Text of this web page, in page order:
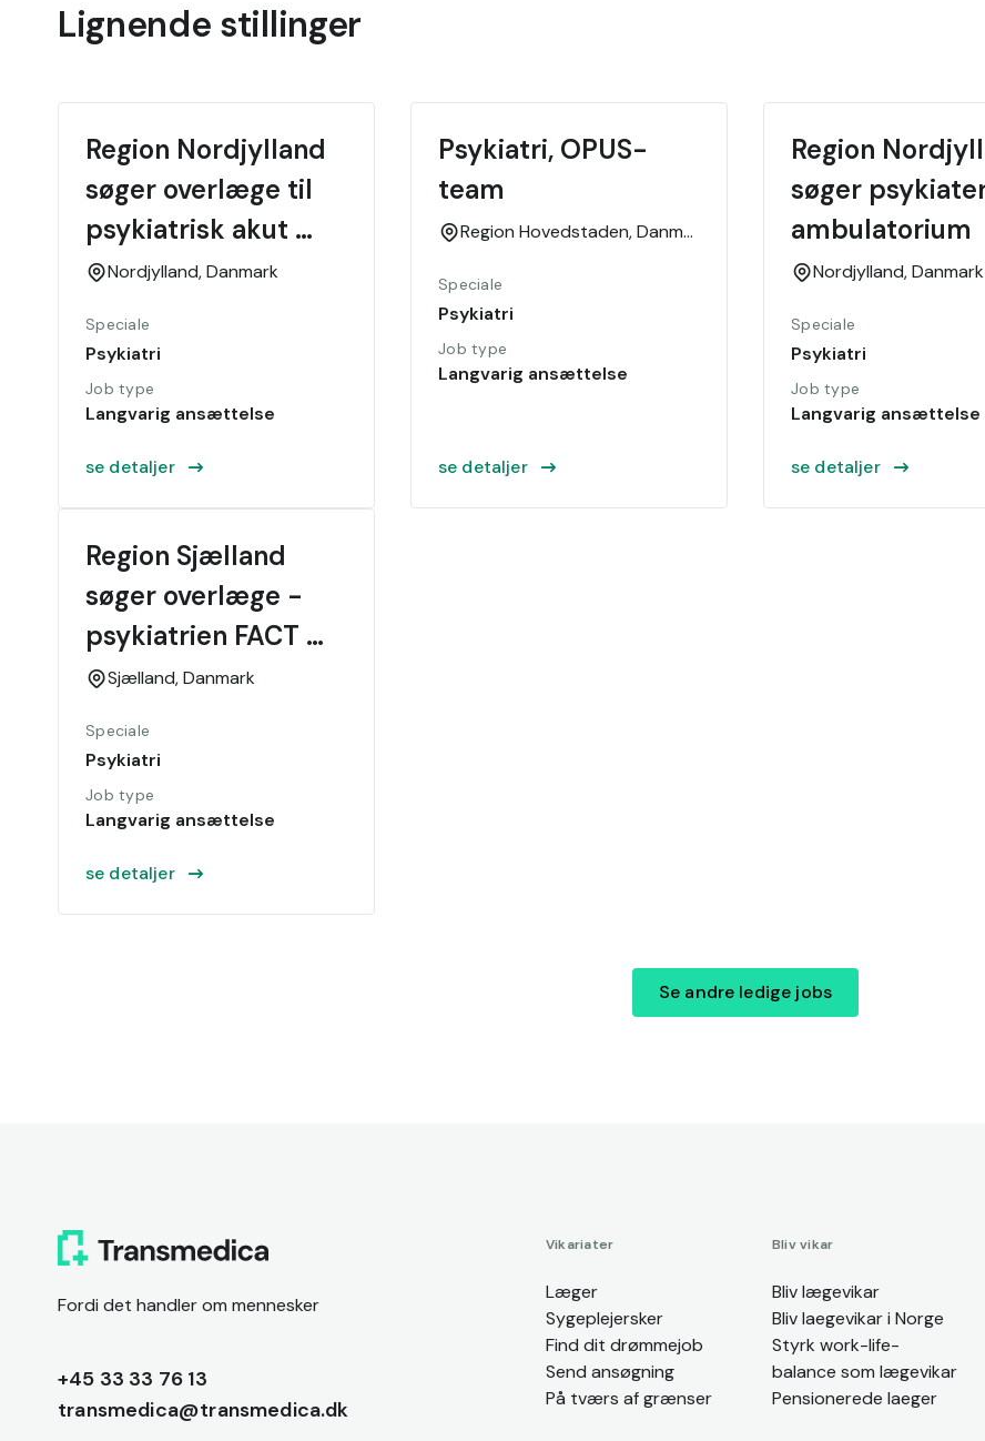
Lignende stillinger
Region Nordjylland
søger overlæge til
psykiatrisk akut
område
Nordjylland,Danmark
Speciale
Psykiatri
Job type
Langvarig ansættelse
se detaljer
Psykiatri, OPUS-
team
Region Hovedstaden,Danmark
Speciale
Psykiatri
Job type
Langvarig ansættelse
se detaljer
Region
søger
Nordjylland,Danmark
Speciale
Psykiatri
Job type
Langvarig ansættelse
se detaljer
Region Sjælland
søger overlæge -
psykiatrien FACT
team A
Sjælland,Danmark
Speciale
Psykiatri
Job type
Langvarig ansættelse
se detaljer
Se andre ledige jobs
Fordi det handler om mennesker
+45 33 33 76 13
transmedica@transmedica.dk
Vikariater
Læger
Sygeplejersker
Find dit drømmejob
Send ansøgning
På tværs af grænser
Bliv vikar
Bliv lægevikar
Bliv laegevikar i Norge
Styrk work-life-
balance som lægevikar
Pensionerede laeger